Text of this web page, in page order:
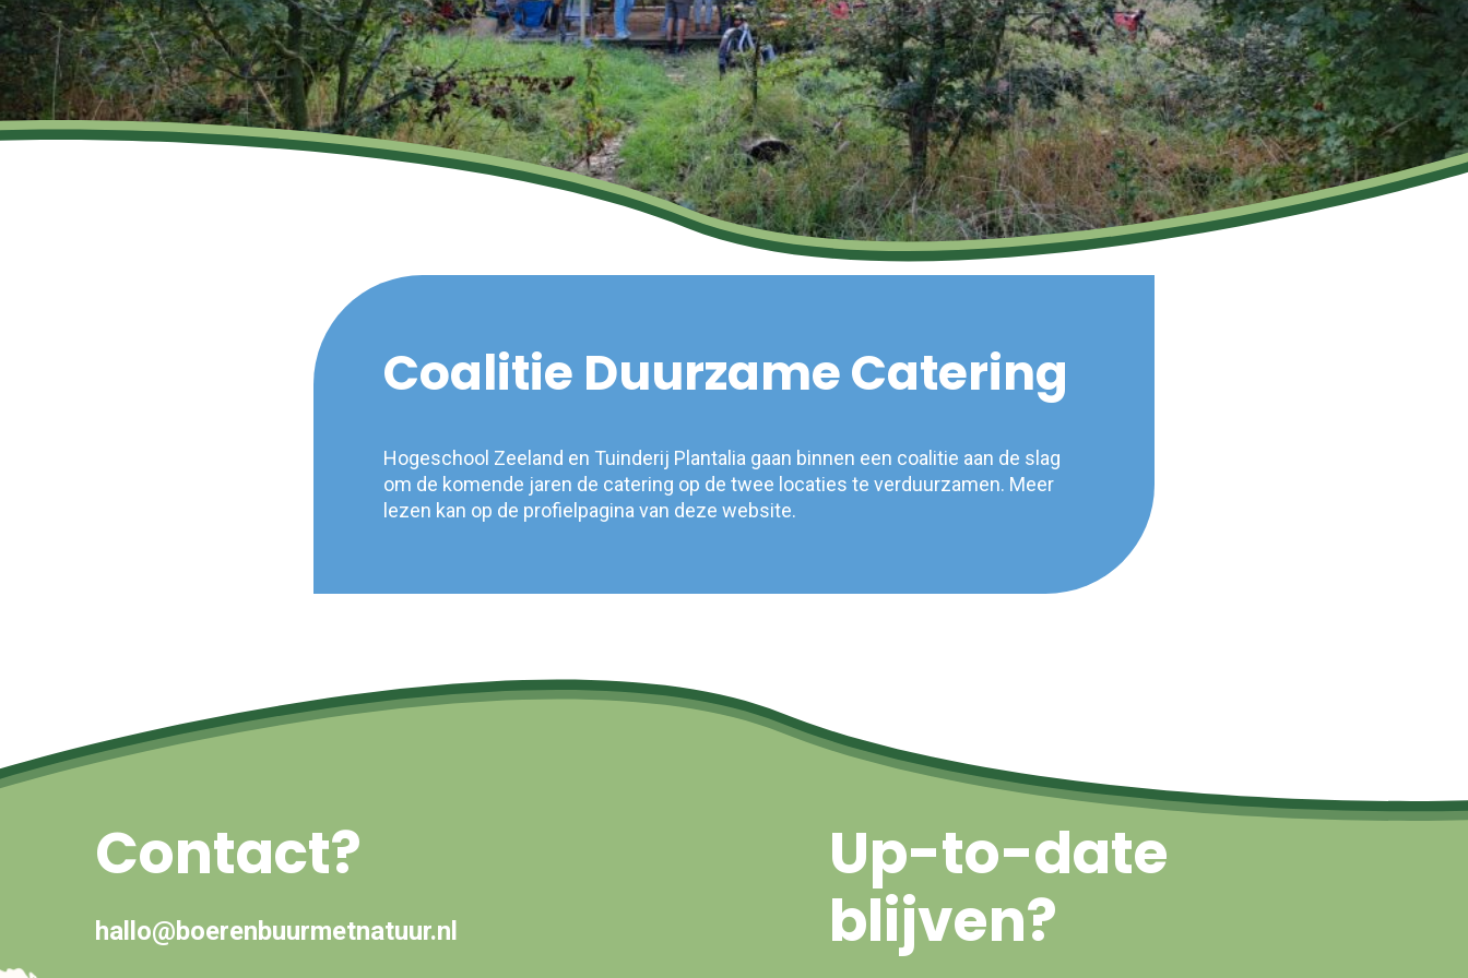
Coalitie Duurzame Catering
Hogeschool Zeeland en Tuinderij Plantalia gaan binnen een coalitie aan de slag
om de komende jaren de catering op de twee locaties te verduurzamen. Meer
lezen kan op de profielpagina van deze website.
Contact?
hallo@boerenbuurmetnatuur.nl
Up-to-date
blijven?